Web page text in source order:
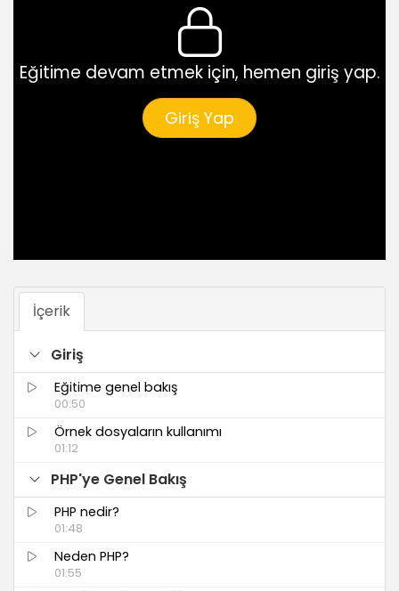
Eğitime devam etmek için, hemen giriş yap.
Giriş Yap
İçerik
Giriş
Eğitime genel bakış
00:50
Örnek dosyaların kullanımı
01:12
PHP'ye Genel Bakış
PHP nedir?
01:48
Neden PHP?
01:55